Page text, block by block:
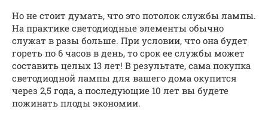
Но не стоит думать, что это потолок службы лампы.
На практике светодиодные элементы обычно
служат в разы больше. При условии, что она будет
гореть по 6 часов в день, то срок ее службы может
составить целых 13 лет! В результате, сама покупка
светодиодной лампы для вашего дома окупится
через 2,5 года, а последующие 10 лет вы будете
пожинать плоды экономии.